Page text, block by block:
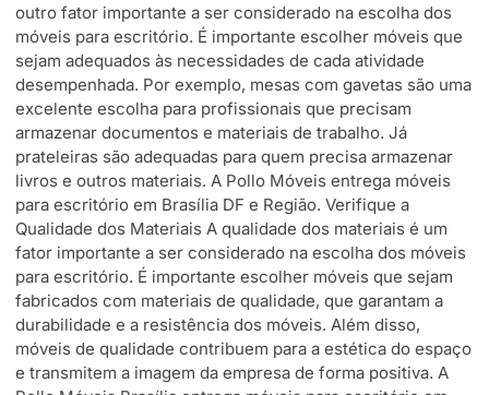
outro fator importante a ser considerado na escolha dos
móveis para escritório. É importante escolher móveis que
sejam adequados às necessidades de cada atividade
desempenhada. Por exemplo, mesas com gavetas são uma
excelente escolha para profissionais que precisam
armazenar documentos e materiais de trabalho. Já
prateleiras são adequadas para quem precisa armazenar
livros e outros materiais. A Pollo Móveis entrega móveis
para escritório em Brasília DF e Região. Verifique a
Qualidade dos Materiais A qualidade dos materiais é um
fator importante a ser considerado na escolha dos móveis
para escritório. É importante escolher móveis que sejam
fabricados com materiais de qualidade, que garantam a
durabilidade e a resistência dos móveis. Além disso,
móveis de qualidade contribuem para a estética do espaço
e transmitem a imagem da empresa de forma positiva. A